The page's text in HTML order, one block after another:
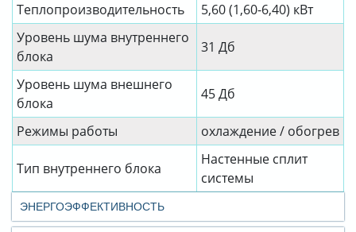
Теплопроизводительность
5,60 (1,60-6,40) кВт
Уровень шума внутреннего
блока
31 Дб
Уровень шума внешнего
блока
45 Дб
Режимы работы охлаждение / обогрев
Тип внутреннего блока
Настенные сплит
системы
ЭНЕРГОЭФФЕКТИВНОСТЬ